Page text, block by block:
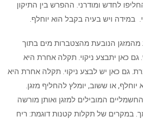
לחדש ומודרני. ההפרש בין התיקון
במידה ויש בעיה בקבל הוא יוחלף.
הנובעת מהצטברות מים בתוך
כאן יתבצע ניקוי. תקלה אחרת היא
גם כאן יש לבצע ניקוי. תקלה אחרת היא
או ששוב, יומלץ להחליף מזגן.
המובילים למזגן ואותן מורשה
במקרים של תקלות קטנות דוגמת: ריח